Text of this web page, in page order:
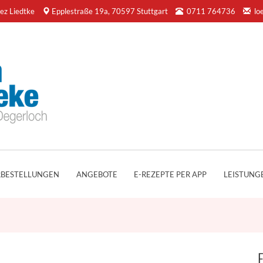
Liedtke Epplestraße 19a, 70597 Stuttgart 0711 764736
ANGEBOTE E-REZEPTE PER APP